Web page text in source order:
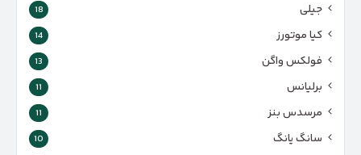
جیلی 18
کیا موتورز 14
فولکس واگن 13
برلیانس 11
مرسدس بنز 11
سانگ یانگ 10